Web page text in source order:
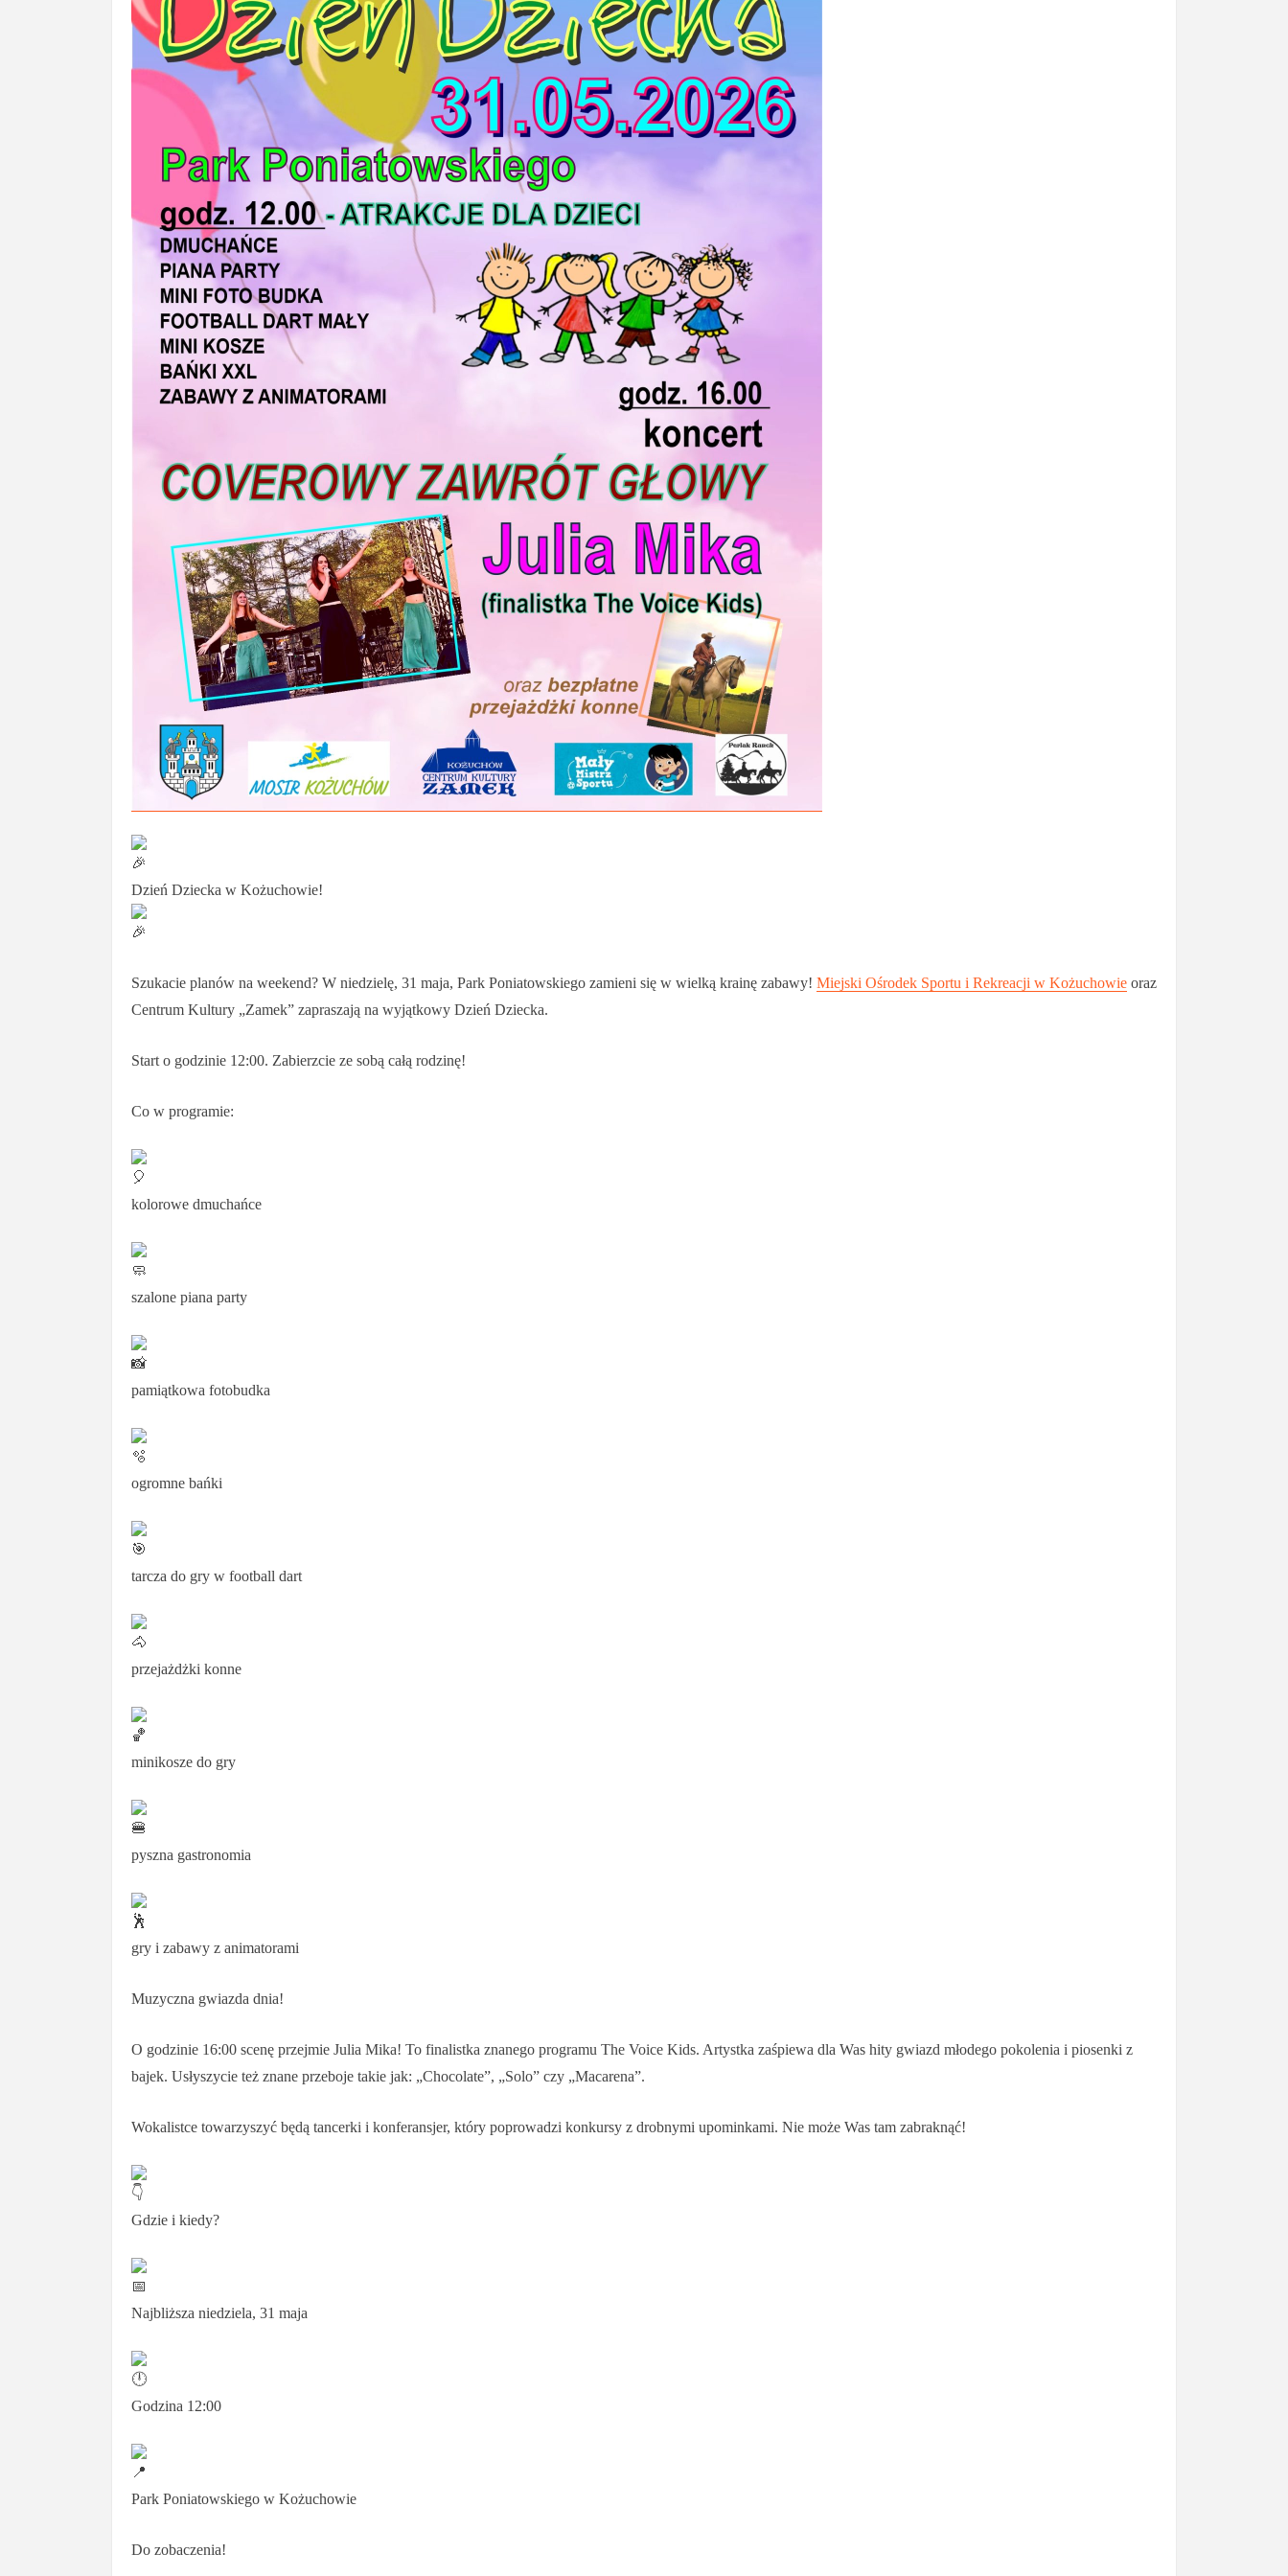
Dzień Dziecka w Kożuchowie!
Szukacie planów na weekend? W niedzielę, 31 maja, Park Poniatowskiego zamieni się w wielką krainę zabawy! Miejski Ośrodek Sportu i Rekreacji w Kożuchowie oraz
Centrum Kultury „Zamek” zapraszają na wyjątkowy Dzień Dziecka.
Start o godzinie 12:00. Zabierzcie ze sobą całą rodzinę!
Co w programie:
kolorowe dmuchańce
szalone piana party
pamiątkowa fotobudka
ogromne bańki
tarcza do gry w football dart
przejażdżki konne
minikosze do gry
pyszna gastronomia
gry i zabawy z animatorami
Muzyczna gwiazda dnia!
O godzinie 16:00 scenę przejmie Julia Mika! To finalistka znanego programu The Voice Kids. Artystka zaśpiewa dla Was hity gwiazd młodego pokolenia i piosenki z
bajek. Usłyszycie też znane przeboje takie jak: „Chocolate”, „Solo” czy „Macarena”.
Wokalistce towarzyszyć będą tancerki i konferansjer, który poprowadzi konkursy z drobnymi upominkami. Nie może Was tam zabraknąć!
Gdzie i kiedy?
Najbliższa niedziela, 31 maja
Godzina 12:00
Park Poniatowskiego w Kożuchowie
Do zobaczenia!